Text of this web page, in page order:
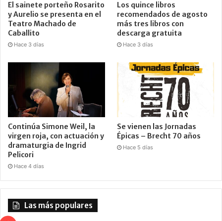
El sainete porteño Rosarito
y Aurelio se presenta en el
Teatro Machado de
Caballito
Hace 3 días
Los quince libros
recomendados de agosto
más tres libros con
descarga gratuita
Hace 3 días
Continúa Simone Weil, la
virgen roja, con actuación y
dramaturgia de Ingrid
Pelicori
Hace 4 días
Se vienen las Jornadas
Épicas – Brecht 70 años
Hace 5 días
Las más populares